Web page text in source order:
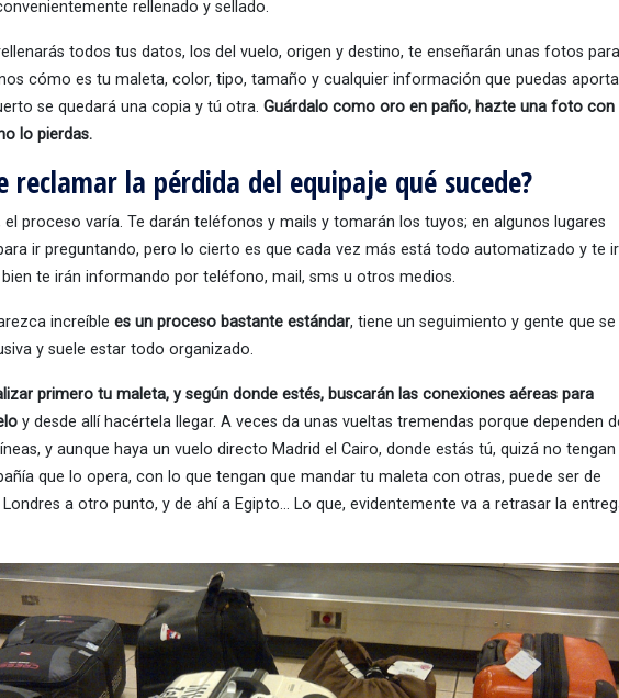
rellenado y sellado.
todos tus datos, los del vuelo, origen y destino, te enseñarán unas fotos para
cómo es tu maleta, color, tipo, tamaño y cualquier información que puedas
se quedará una copia y tú otra. Guárdalo como oro en paño, hazte una foto con
lo pierdas.
reclamar la pérdida del equipaje qué sucede?
el proceso varía. Te darán teléfonos y mails y tomarán los tuyos; en algunos lugares
ir preguntando, pero lo cierto es que cada vez más está todo automatizado y te
te irán informando por teléfono, mail, sms u otros medios.
increíble es un proceso bastante estándar, tiene un seguimiento y gente que se
y suele estar todo organizado.
primero tu maleta, y según donde estés, buscarán las conexiones aéreas para
y desde allí hacértela llegar. A veces da unas vueltas tremendas porque dependen
y aunque haya un vuelo directo Madrid el Cairo, donde estás tú, quizá no tengan
que lo opera, con lo que tengan que mandar tu maleta con otras, puede ser de
a otro punto, y de ahí a Egipto… Lo que, evidentemente va a retrasar la